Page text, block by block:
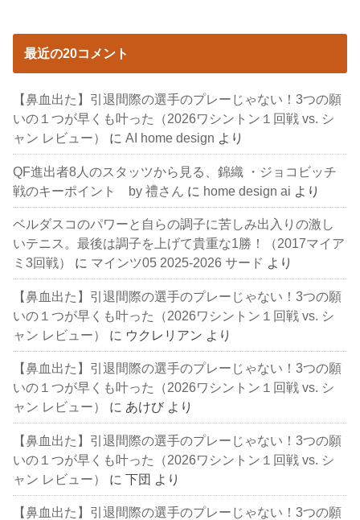
最近の20コメント
【鼻血出た】引退間際の選手のプレーじゃない！3つの願
いの１つが早くも叶った（2026ワシントン１回戦 vs. シ
ャン レビュー）
にAI home design より
QF進出者8人のスタッツから見る、錦織 ・ジョコビッチ
戦のキーポイント by 禮さん に home design ai より
ベルダスコのパワーと自らの調子に苦しみ出入りの激し
いテニス。最後は調子を上げて貴重な1勝！（2017マイア
ミ3回戦）
に マインツ05 2025-2026 サード より
【鼻血出た】引退間際の選手のプレーじゃない！3つの願
いの１つが早くも叶った（2026ワシントン１回戦 vs. シ
ャン レビュー）
に ウクレリアン より
【鼻血出た】引退間際の選手のプレーじゃない！3つの願
いの１つが早くも叶った（2026ワシントン１回戦 vs. シ
ャン レビュー）
に あけび より
【鼻血出た】引退間際の選手のプレーじゃない！3つの願
いの１つが早くも叶った（2026ワシントン１回戦 vs. シ
ャン レビュー）
に下団 より
【鼻血出た】引退間際の選手のプレーじゃない！3つの願